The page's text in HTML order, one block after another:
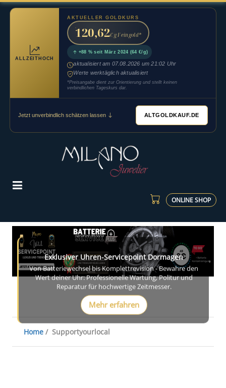
ALLZEITHOCH
AKTUELLER GOLDKURS
120,62€/g Feingold*
+88 % seit März 2024 (64 €/g)
aktualisiert am 07.08.2026 um 21:02 Uhr
Werte werktäglich aktualisiert
*Preisangabe dient zur Orientierung und stellt keinen
verbindlichen Tageskurs dar.
Jetzt unverbindlich schätzen lassen ALTGOLDKAUF.DE
ONLINE SHOP
Exklusiver Uhren-Servicepoint Dormagen
Von Batteriewechsel bis Komplettrevision - Bewahre den
Wert deiner Uhr: Professionelle Wartung, Politur und
Reparatur für hochwertige Zeitmesser.
Mehr erfahren
Exklusiver Uhren-Servicepoint Dormagen
Von Batteriewechsel bis Komplettrevision - Bewahre den
Wert deiner Uhr: Professionelle Wartung, Politur und
Reparatur für hochwertige Zeitmesser.
Home / Supportyourlocal